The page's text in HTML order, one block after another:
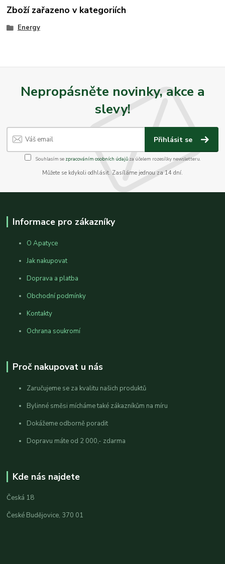
Zboží zařazeno v kategoriích
Energy
Nepropásněte novinky, akce a
slevy!
Přihlásit se
Souhlasím se zpracováním osobních údajůza účelem rozesílky newsletteru.
Můžete se kdykoli odhlásit. Zasíláme jednou za 14 dní.
Informace pro zákazníky
O Apatyce
Jak nakupovat
Doprava a platba
Obchodní podmínky
Kontakty
Ochrana soukromí
Proč nakupovat u nás
Zaručujeme se za kvalitu našich produktů
Bylinné směsi mícháme také zákazníkům na míru
Dokážeme odborně poradit
Dopravu máte od 2 000,- zdarma
Kde nás najdete
Česká 18
České Budějovice, 370 01